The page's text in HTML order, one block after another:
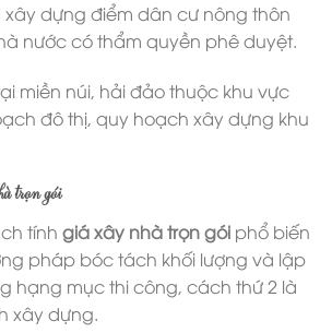
dựng điểm dân cư nông thôn
nước có thẩm quyền phê duyệt.
miền núi, hải đảo thuộc khu vực
đô thị, quy hoạch xây dựng khu
trọn gói
tính giá xây nhà trọn gói phổ biến
pháp bóc tách khối lượng và lập
hạng mục thi công, cách thứ 2 là
xây dựng.